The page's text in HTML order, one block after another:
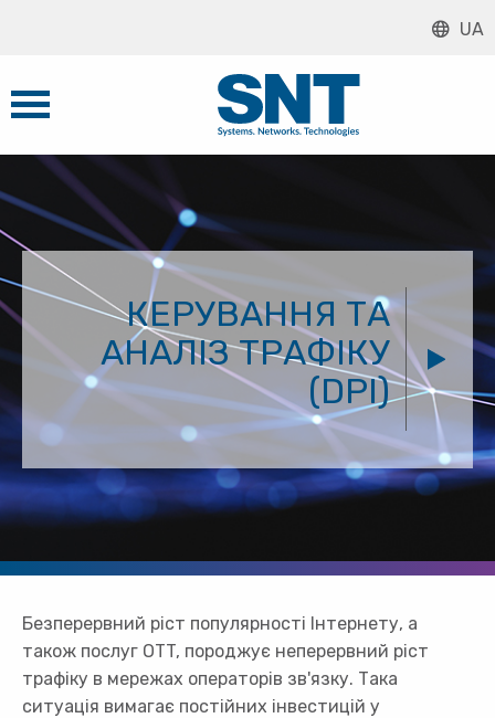
UA
КЕРУВАННЯ ТА
АНАЛІЗ ТРАФІКУ
(DPI)
Безперервний ріст популярності Інтернету, а
також послуг OTT, породжує неперервний ріст
трафіку в мережах операторів зв'язку. Така
ситуація вимагає постійних інвестицій у